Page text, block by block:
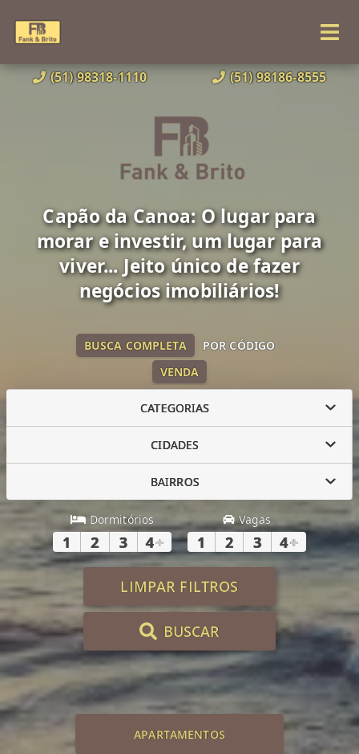
(51) 98318-1110 (51) 98186-8555
Capão da Canoa: O lugar para
morar e investir, um lugar para
viver... Jeito único de fazer
negócios imobiliários!
VENDA
BUSCA COMPLETA POR CÓDIGO
CATEGORIAS
CIDADES
BAIRROS
Dormitórios
1 2 3 4+
Vagas
1 2 3 4+
LIMPAR FILTROS
BUSCAR
APARTAMENTOS